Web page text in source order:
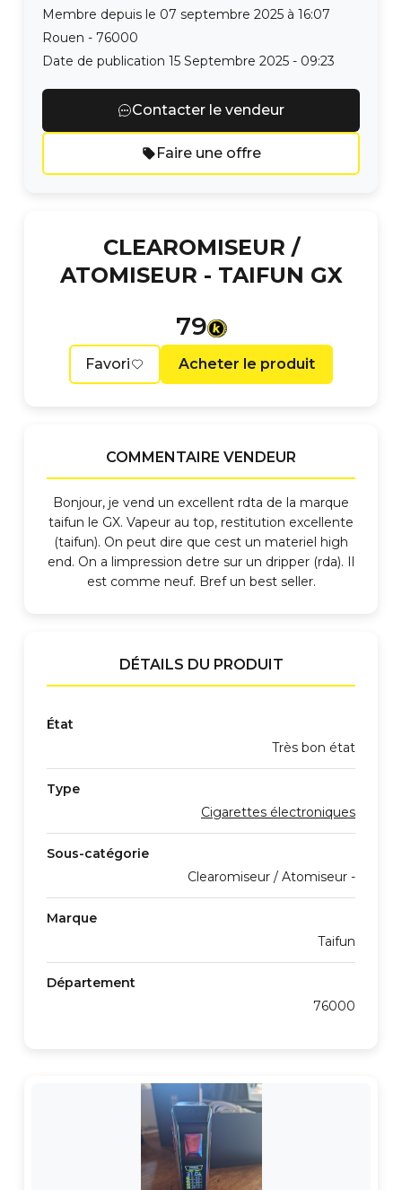
Membre depuis le 07 septembre 2025 à 16:07
Rouen - 76000
Date de publication 15 Septembre 2025 - 09:23
Contacter le vendeur
Faire une offre
CLEAROMISEUR /
ATOMISEUR - TAIFUN GX
79
Favori Acheter le produit
COMMENTAIRE VENDEUR
Bonjour, je vend un excellent rdta de la marque
taifun le GX. Vapeur au top, restitution excellente
(taifun). On peut dire que cest un materiel high
end. On a limpression detre sur un dripper (rda). Il
est comme neuf. Bref un best seller.
DÉTAILS DU PRODUIT
État
Très bon état
Type
Cigarettes électroniques
Sous-catégorie
Clearomiseur / Atomiseur -
Marque
Taifun
Département
76000